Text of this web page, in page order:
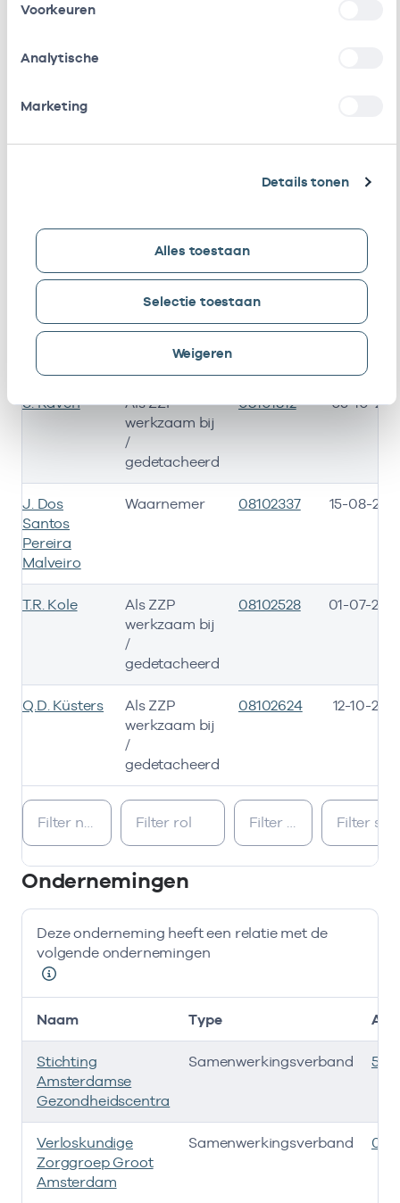
Voorkeuren
Analytische
Marketing
Details tonen
Alles toestaan
Selectie toestaan
Weigeren
Bij deze onderneming werken de volgende zorgverleners
L.M.R.
08101431 21-06-
K. Feleus
werkzaam bij
/
gedetacheerd
17-07-
K. Feleus 17-10-
S. Raven
Als ZZP
werkzaam bij
/
gedetacheerd
08101812 05-10-
J. Dos
Santos
Pereira
Malveiro
Waarnemer 08102337 15-08-
T.R. Kole
Als ZZP
werkzaam bij
/
gedetacheerd
08102528 01-07-
Q.D. Küsters
Als ZZP
werkzaam bij
/
gedetacheerd
08102624 12-10-
Ondernemingen
Deze onderneming heeft een relatie met de
volgende ondernemingen
Naam Type
Stichting
Amsterdamse
Gezondheidscentra
Samenwerkingsverband
Verloskundige
Zorggroep Groot
Amsterdam
Samenwerkingsverband